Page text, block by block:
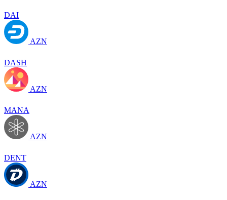
DAI
AZN
DASH
AZN
MANA
AZN
DENT
AZN